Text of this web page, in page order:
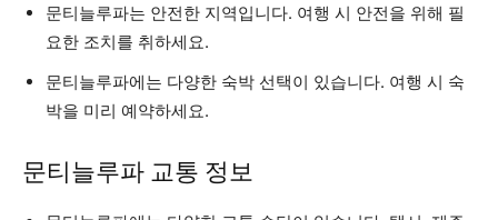
문티늘루파는 안전한 지역입니다. 여행 시 안전을 위해 필
요한 조치를 취하세요.
문티늘루파에는 다양한 숙박 선택이 있습니다. 여행 시 숙
박을 미리 예약하세요.
문티늘루파 교통 정보